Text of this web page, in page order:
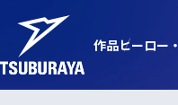
作品ヒーロー・